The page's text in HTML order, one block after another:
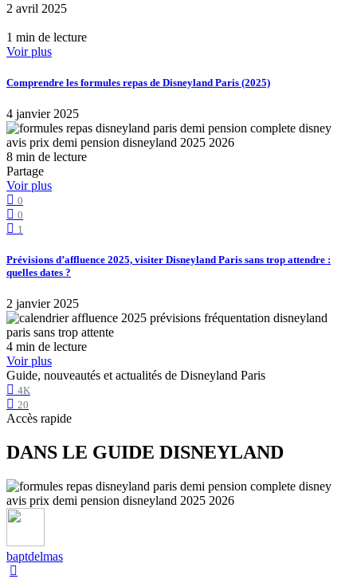
2 avril 2025
1 min de lecture
Voir plus
Comprendre les formules repas de Disneyland Paris (2025)
4 janvier 2025
8 min de lecture
Partage
Voir plus
0
0
1
Prévisions d’affluence 2025, visiter Disneyland Paris sans trop attendre :
quelles dates ?
2 janvier 2025
4 min de lecture
Voir plus
Guide, nouveautés et actualités de Disneyland Paris
4K
20
Accès rapide
DANS LE GUIDE DISNEYLAND
baptdelmas